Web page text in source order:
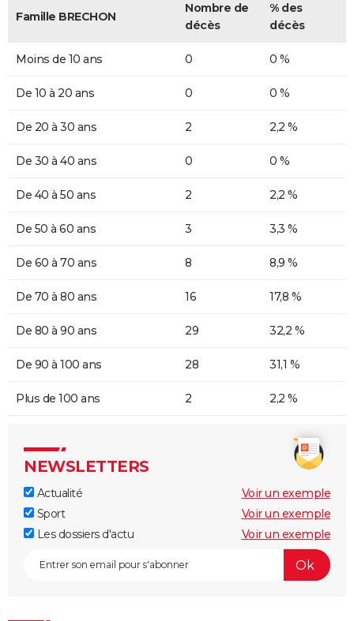
Famille BRECHON
Nombre de
décès
% des
décès
Moins de 10 ans 0 0 %
De 10 à 20 ans 0 0 %
De 20 à 30 ans 2 2,2 %
De 30 à 40 ans 0 0 %
De 40 à 50 ans 2 2,2 %
De 50 à 60 ans 3 3,3 %
De 60 à 70 ans 8 8,9 %
De 70 à 80 ans 16 17,8 %
De 80 à 90 ans 29 32,2 %
De 90 à 100 ans 28 31,1 %
Plus de 100 ans 2 2,2 %
NEWSLETTERS
Actualité
Voir un exemple
Sport
Voir un exemple
Les dossiers d'actu
Voir un exemple